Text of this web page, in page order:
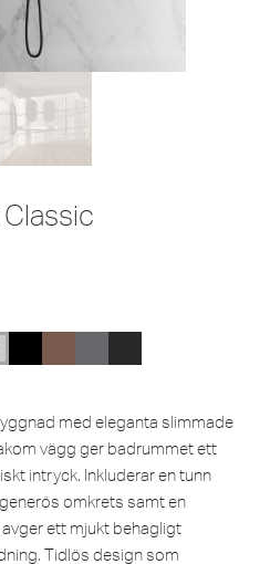
med eleganta slimmade
vägg ger badrummet ett
intryck. Inkluderar en tunn
omkrets samt en
ett mjukt behagligt
Tidlös design som